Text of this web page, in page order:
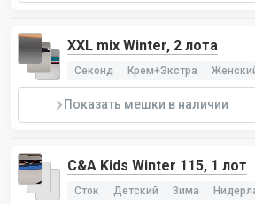
XXL mix Winter, 2 лота
Секонд Крем+Экстра
Показать мешки в наличии
C&A Kids Winter 115, 1 лот
Сток Детский Зима